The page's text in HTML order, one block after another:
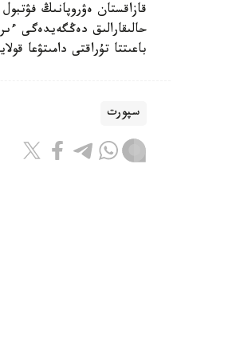
قازاقستان ەۋروپانىڭ
حالىقارالىق دەڭگەيدەگى
باعىتتا تۇراقتى دامىتۋعا
سپورت